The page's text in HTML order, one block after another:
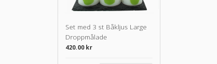
Set med 3 st Båkljus Large
Droppmålade
420.00 kr